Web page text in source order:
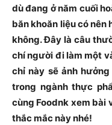
dù đang ở năm cuối
băn khoăn liệu có nên
không. Đây là câu
chí người đi làm một
chỉ này sẽ ảnh
trong ngành thực
cùng Foodnk xem bài
thắc mắc này nhé!